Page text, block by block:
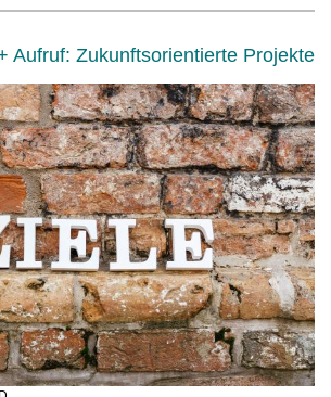
Aufruf: Zukunftsorientierte Projekte